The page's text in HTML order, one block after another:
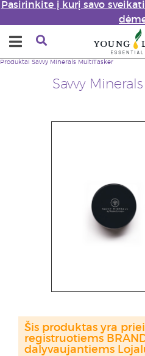
Pasirinkite į kurį savo
Savvy
Produktai Savvy Minerals MultiTasker
Šis produktas yra
registruotiems
dalyvaujantiems